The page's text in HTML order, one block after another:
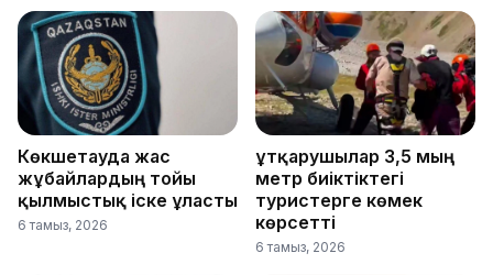
Көкшетауда жас
жұбайлардың тойы
қылмыстық іске ұласты
6 тамыз, 2026
Құтқарушылар 3,5 мың
метр биіктіктегі
туристерге көмек
көрсетті
6 тамыз, 2026